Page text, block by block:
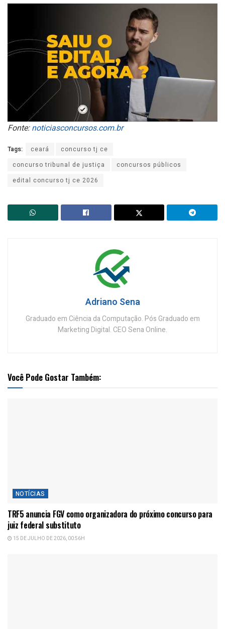
Fonte: noticiasconcursos.com.br
Tags: ceará
concurso tj ce
concurso tribunal de justiça
concursos públicos
edital concurso tj ce 2026
Adriano Sena
Graduado em Ciência da Computação. Pós Graduado em
Marketing Digital. CEO Sena Online.
Você Pode Gostar Também:
NOTÍCIAS
TRF5 anuncia FGV como organizadora do próximo concurso para
juiz federal substituto
15 DE JULHO DE 2026, 00:56H